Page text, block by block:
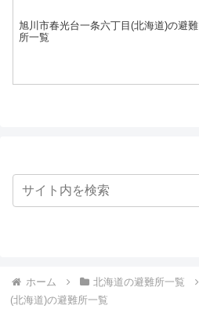
旭川市春光台一条六丁目(北海道)の避難
所一覧
ホーム 北海道の避難所一覧
(北海道)の避難所一覧